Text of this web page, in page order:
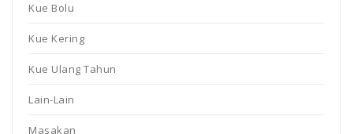
Kue Bolu
Kue Kering
Kue Ulang Tahun
Lain-Lain
Masakan